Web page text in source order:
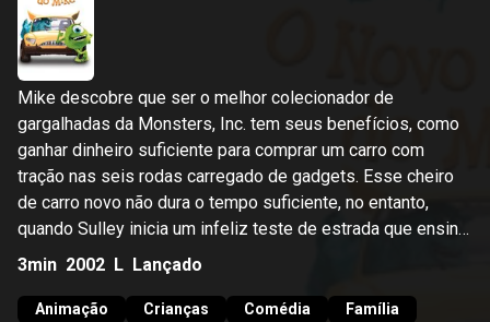
Mike descobre que ser o melhor colecionador de
gargalhadas da Monsters, Inc. tem seus benefícios, como
ganhar dinheiro suficiente para comprar um carro com
tração nas seis rodas carregado de gadgets. Esse cheiro
de carro novo não dura o tempo suficiente, no entanto,
quando Sulley inicia um infeliz teste de estrada que ensina
a Mike o verdadeiro significado do remorso do comprador.
O orgulho de Mike em suas novas rodas só é superado
pela falta de habilidades de Sulley no painel de controle.
3min 2002 L Lançado
Animação Crianças Comédia Família